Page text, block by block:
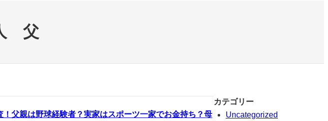
父
父親は野球経験者？実家はスポーツ一家でお金持ち？母
カテゴリー
Uncategorized